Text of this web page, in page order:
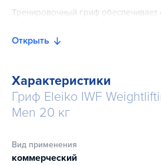
Тренировочный гриф
менее острой насечкой, что делает
благодаря прецизионным
равномерно распределяют нагрузку
равномерное вращение при любых
Запатентованная сталь и
гибкостью, обеспечивая
подъема.
Открыть
Характеристики
Гриф Eleiko IWF
Men 20 кг
Вид применения
коммерческий